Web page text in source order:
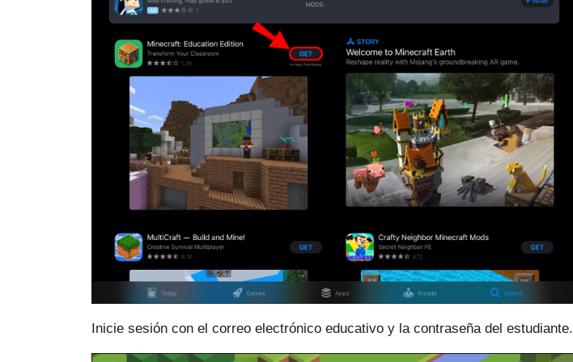
Inicie sesión con el correo electrónico educativo y la contraseña del estudiante.